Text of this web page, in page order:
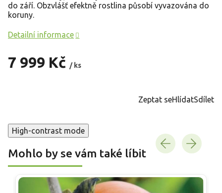
7 999 Kč / ks
do září. Obzvlášť efektně rostlina působí vyvazována do
koruny.
Detailní informace
Zeptat seHlídatSdílet
High-contrast mode
Mohlo by se vám také líbit